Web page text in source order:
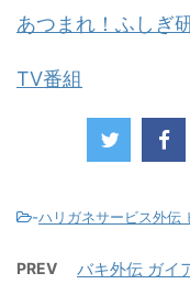
あつまれ！ふしぎ
TV番組
-ハリガネサービス外伝
PREV
バキ外伝 ガイ